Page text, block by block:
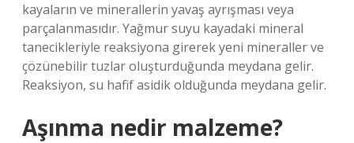
kayaların ve minerallerin yavaş ayrışması veya
parçalanmasıdır. Yağmur suyu kayadaki mineral
tanecikleriyle reaksiyona girerek yeni mineraller ve
çözünebilir tuzlar oluşturduğunda meydana gelir.
Reaksiyon, su hafif asidik olduğunda meydana gelir.
Aşınma nedir malzeme?